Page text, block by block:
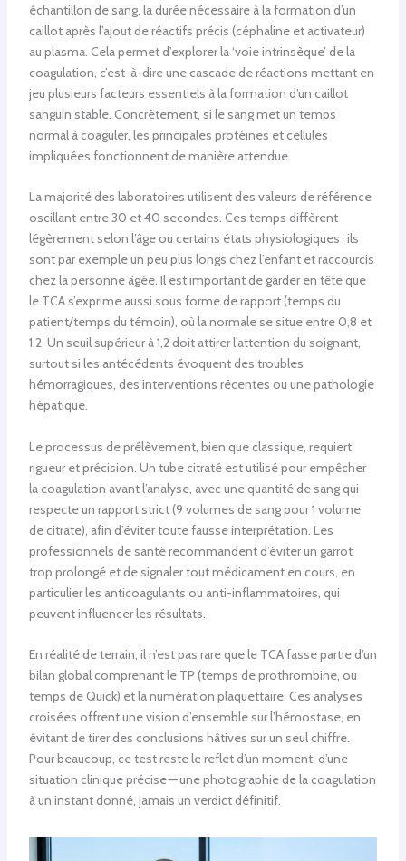
échantillon de sang, la durée nécessaire à la formation d’un
caillot après l’ajout de réactifs précis (céphaline et activateur)
au plasma. Cela permet d’explorer la ‘voie intrinsèque’ de la
coagulation, c’est-à-dire une cascade de réactions mettant en
jeu plusieurs facteurs essentiels à la formation d’un caillot
sanguin stable. Concrètement, si le sang met un temps
normal à coaguler, les principales protéines et cellules
impliquées fonctionnent de manière attendue.
La majorité des laboratoires utilisent des valeurs de référence
oscillant entre 30 et 40 secondes. Ces temps diffèrent
légèrement selon l’âge ou certains états physiologiques : ils
sont par exemple un peu plus longs chez l’enfant et raccourcis
chez la personne âgée. Il est important de garder en tête que
le TCA s’exprime aussi sous forme de rapport (temps du
patient/temps du témoin), où la normale se situe entre 0,8 et
1,2. Un seuil supérieur à 1,2 doit attirer l’attention du soignant,
surtout si les antécédents évoquent des troubles
hémorragiques, des interventions récentes ou une pathologie
hépatique.
Le processus de prélèvement, bien que classique, requiert
rigueur et précision. Un tube citraté est utilisé pour empêcher
la coagulation avant l’analyse, avec une quantité de sang qui
respecte un rapport strict (9 volumes de sang pour 1 volume
de citrate), afin d’éviter toute fausse interprétation. Les
professionnels de santé recommandent d’éviter un garrot
trop prolongé et de signaler tout médicament en cours, en
particulier les anticoagulants ou anti-inflammatoires, qui
peuvent influencer les résultats.
En réalité de terrain, il n’est pas rare que le TCA fasse partie d’un
bilan global comprenant le TP (temps de prothrombine, ou
temps de Quick) et la numération plaquettaire. Ces analyses
croisées offrent une vision d’ensemble sur l’hémostase, en
évitant de tirer des conclusions hâtives sur un seul chiffre.
Pour beaucoup, ce test reste le reflet d’un moment, d’une
situation clinique précise — une photographie de la coagulation
à un instant donné, jamais un verdict définitif.